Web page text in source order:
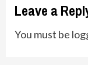
Leave a
You must be